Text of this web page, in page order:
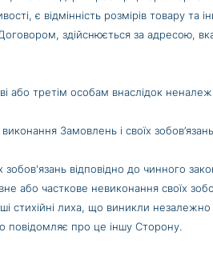
є відмінність розмірів товару та
здійснюється за адресою,
або третім особам внаслідок
Замовлень і своїх
зобов'язань відповідно до чинного
або часткове невиконання своїх
стихійні лиха, що виникли
повідомляє про це іншу Сторону.